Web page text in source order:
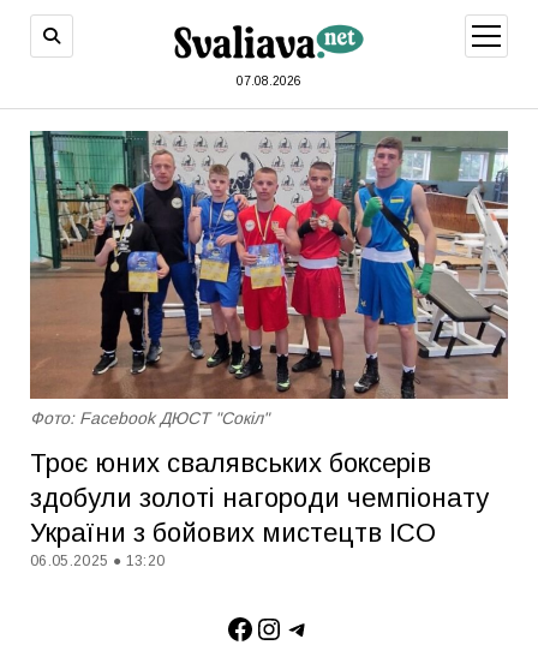
07.08.2026
меню
Фото: Facebook ДЮСТ "Сокіл"
Троє юних свалявських боксерів
здобули золоті нагороди чемпіонату
України з бойових мистецтв ІСО
06.05.2025 ● 13:20
Facebook
Instagram
Telegram